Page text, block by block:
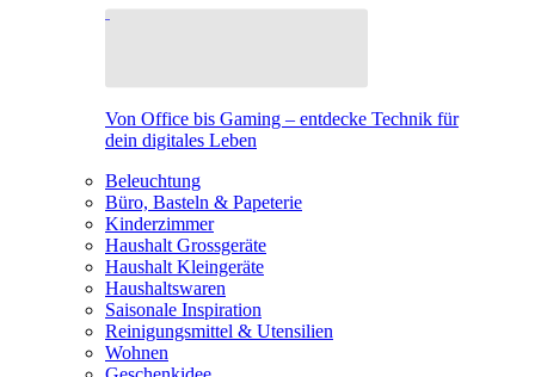
Von Office bis Gaming – entdecke Technik für
dein digitales Leben
Beleuchtung
Büro, Basteln & Papeterie
Kinderzimmer
Haushalt Grossgeräte
Haushalt Kleingeräte
Haushaltswaren
Saisonale Inspiration
Reinigungsmittel & Utensilien
Wohnen